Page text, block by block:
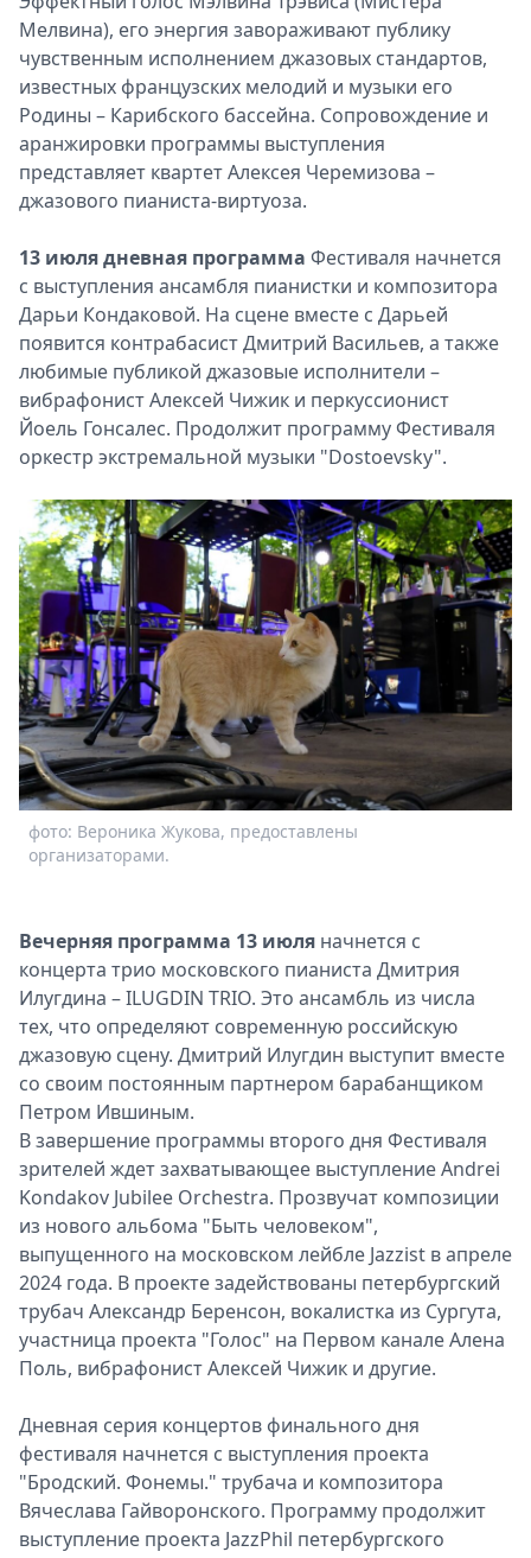
Мелвина), его энергия завораживают публику
чувственным исполнением джазовых стандартов,
известных французских мелодий и музыки его
Родины – Карибского бассейна. Сопровождение и
аранжировки программы выступления
представляет квартет Алексея Черемизова –
джазового пианиста-виртуоза.
13 июля дневная программа Фестиваля начнется
с выступления ансамбля пианистки и композитора
Дарьи Кондаковой. На сцене вместе с Дарьей
появится контрабасист Дмитрий Васильев, а также
любимые публикой джазовые исполнители –
вибрафонист Алексей Чижик и перкуссионист
Йоель Гонсалес. Продолжит программу Фестиваля
оркестр экстремальной музыки "Dostoevsky".
фото: Вероника Жукова, предоставлены
организаторами.
Вечерняя программа 13 июля начнется с
концерта трио московского пианиста Дмитрия
Илугдина – ILUGDIN TRIO. Это ансамбль из числа
тех, что определяют современную российскую
джазовую сцену. Дмитрий Илугдин выступит вместе
со своим постоянным партнером барабанщиком
Петром Ившиным.
В завершение программы второго дня Фестиваля
зрителей ждет захватывающее выступление Andrei
Kondakov Jubilee Orchestra. Прозвучат композиции
из нового альбома "Быть человеком",
выпущенного на московском лейбле Jazzist в апреле
2024 года. В проекте задействованы петербургский
трубач Александр Беренсон, вокалистка из Сургута,
участница проекта "Голос" на Первом канале Алена
Поль, вибрафонист Алексей Чижик и другие.
Дневная серия концертов финального дня
фестиваля начнется с выступления проекта
"Бродский. Фонемы." трубача и композитора
Вячеслава Гайворонского. Программу продолжит
выступление проекта JazzPhil петербургского